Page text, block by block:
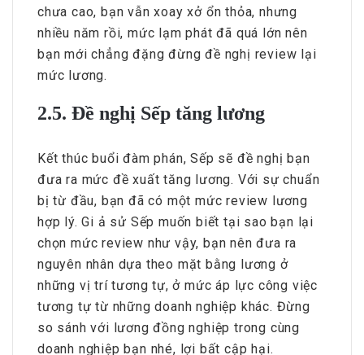
chưa cao, bạn vẫn xoay xở ổn thỏa, nhưng
nhiều năm rồi, mức lạm phát đã quá lớn nên
bạn mới chẳng đặng đừng đề nghị review lại
mức lương.
2.5. Đề nghị Sếp tăng lương
Kết thúc buổi đàm phán, Sếp sẽ đề nghị bạn
đưa ra mức đề xuất tăng lương. Với sự chuẩn
bị từ đầu, bạn đã có một mức review lương
hợp lý. Gi ả sử Sếp muốn biết tại sao bạn lại
chọn mức review như vậy, bạn nên đưa ra
nguyên nhân dựa theo mặt bằng lương ở
những vị trí tương tự, ở mức áp lực công việc
tương tự từ những doanh nghiệp khác. Đừng
so sánh với lương đồng nghiệp trong cùng
doanh nghiệp bạn nhé, lợi bất cập hại.